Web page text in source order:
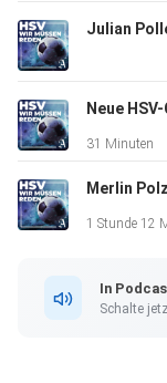
31 Minuten
1 Stunde 12
In
Schalte